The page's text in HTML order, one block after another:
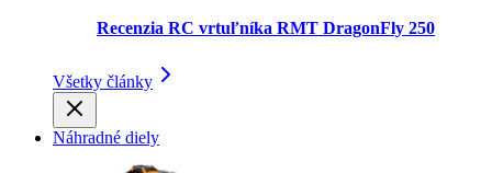
Recenzia RC vrtuľníka RMT DragonFly 250
Všetky články
Náhradné diely